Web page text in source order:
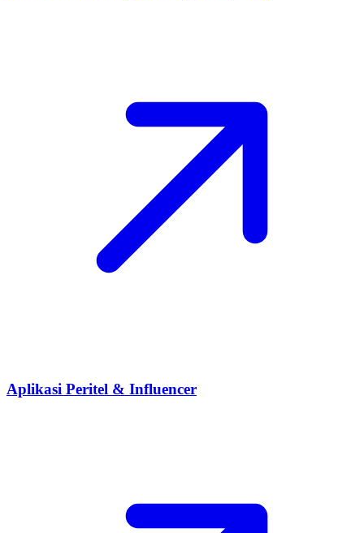
Aplikasi Peritel & Influencer